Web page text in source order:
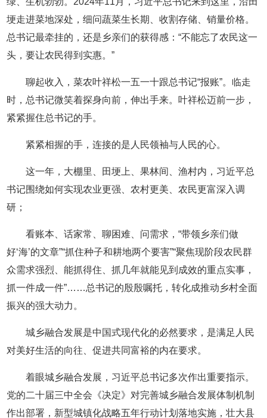
埂走进菜地深处，细问蔬菜生长期、收割存储、销量价格。
总书记最牵挂的，还是乡亲们的获得感：“不能忘了农民这一
头，要让农民得到实惠。”
聊起收入，菜农叶祥松一五一十跟总书记“报账”。临走
时，总书记微笑着探身向前，伸出手来。叶祥松迈前一步，
紧紧握住总书记的手。
紧紧相握的手，连接的是人民领袖与人民的心。
这一年，大棚里、田埂上、果林间、渔村内，习近平总
书记围绕如何实现农业更强、农村更美、农民更富深入调
研；
看账本、话家常、聊困难、问需求，“带领乡亲们做
好‘海’的文章”“抓住种子和耕地两个要害”“聚焦现阶段农民群
众需求强烈、能抓得住、抓几年就能见到成效的重点实事，
抓一件成一件”……总书记的殷殷嘱托，转化成推动乡村全面
振兴的强大动力。
城乡融合发展是中国式现代化的必然要求，是满足人民
对美好生活的向往、促进共同富裕的内在要求。
着眼城乡融合发展，习近平总书记多次作出重要指示。
党的二十届三中全会《决定》对完善城乡融合发展体制机制
作出部署，新型城镇化战略五年行动计划落地实施，壮大县